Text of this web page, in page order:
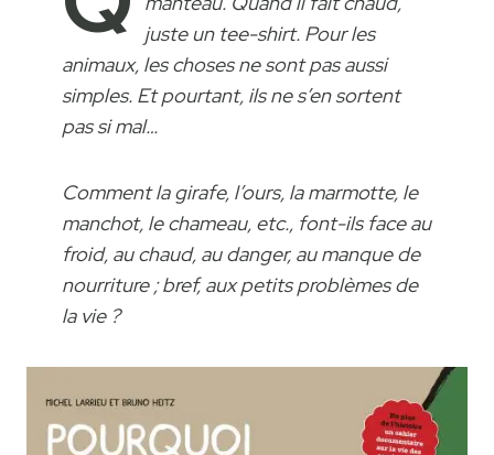
juste un tee-shirt. Pour les
animaux, les choses ne sont pas aussi
simples. Et pourtant, ils ne s’en sortent
pas si mal…
Comment la girafe, l’ours, la marmotte, le
manchot, le chameau, etc., font-ils face au
froid, au chaud, au danger, au manque de
nourriture ; bref, aux petits problèmes de
la vie ?